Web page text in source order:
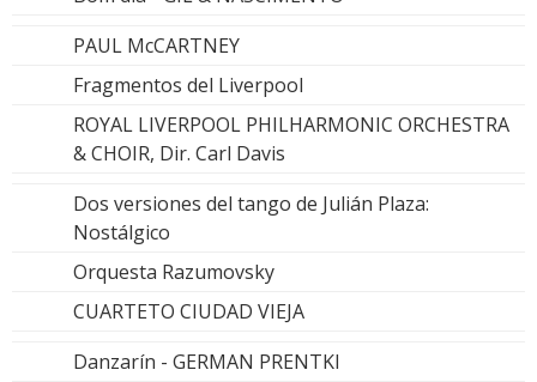
PAUL McCARTNEY
Fragmentos del Liverpool
ROYAL LIVERPOOL PHILHARMONIC ORCHESTRA
& CHOIR, Dir. Carl Davis
Dos versiones del tango de Julián Plaza:
Nostálgico
Orquesta Razumovsky
CUARTETO CIUDAD VIEJA
Danzarín - GERMAN PRENTKI